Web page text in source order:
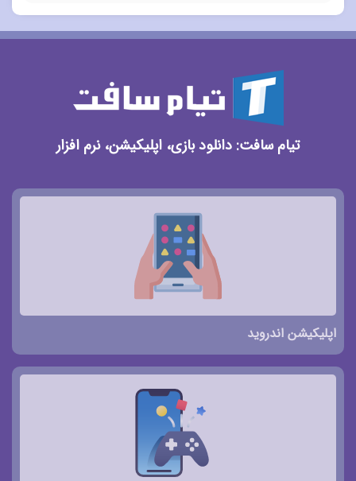
تیام سافت: دانلود بازی، اپلیکیشن، نرم افزار
اپلیکیشن اندروید